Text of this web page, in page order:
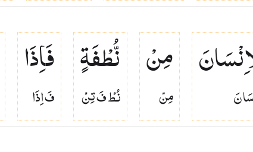
نَ
مِنْ
مِنّ
نُّطْفَةٍ
نُطْ فَ تِنْ
فَاِذَا
فَ اِذَا